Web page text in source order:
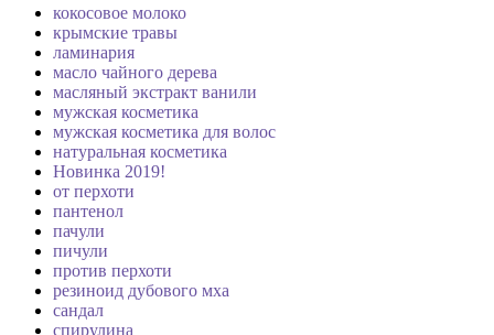
кокосовое молоко
крымские травы
ламинария
масло чайного дерева
масляный экстракт ванили
мужская косметика
мужская косметика для волос
натуральная косметика
Новинка 2019!
от перхоти
пантенол
пачули
пичули
против перхоти
резиноид дубового мха
сандал
спирулина